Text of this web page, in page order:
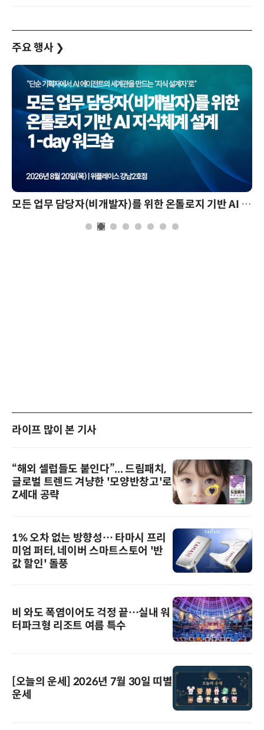
주요 행사 ❯
모든 업무 담당자(비개발자)를 위한 온톨로지 기반 AI 지식체계 설계 1-day 워크숍 AI 핀옵스 실전 세미나: 폭증하
라이프 많이 본 기사
“해외 셀럽들도 붙인다”... 드림패치,
글로벌 트렌드 겨냥한 '모양반창고'로
Z세대 공략
1% 오차 없는 방향성… 타마시 프리
미엄 퍼터, 네이버 스마트스토어 '반
값 할인' 돌풍
비 와도 폭염이어도 걱정 끝…실내 워
터파크형 리조트 여름 특수
[오늘의 운세] 2026년 7월 30일 띠별
운세